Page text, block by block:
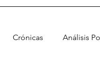
Crónicas Análisis